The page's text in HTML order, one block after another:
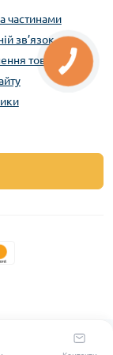
частинами
зв’язок
товару